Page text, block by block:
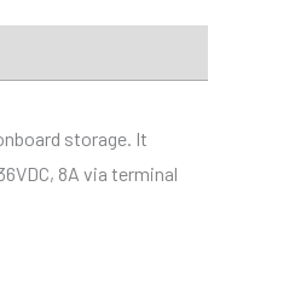
storage. It
8A via terminal